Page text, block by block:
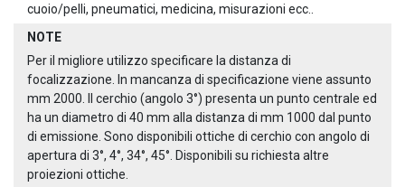
cuoio/pelli, pneumatici, medicina, misurazioni ecc..
NOTE
Per il migliore utilizzo specificare la distanza di
focalizzazione. In mancanza di specificazione viene assunto
mm 2000. Il cerchio (angolo 3°) presenta un punto centrale ed
ha un diametro di 40 mm alla distanza di mm 1000 dal punto
di emissione. Sono disponibili ottiche di cerchio con angolo di
apertura di 3°, 4°, 34°, 45°. Disponibili su richiesta altre
proiezioni ottiche.